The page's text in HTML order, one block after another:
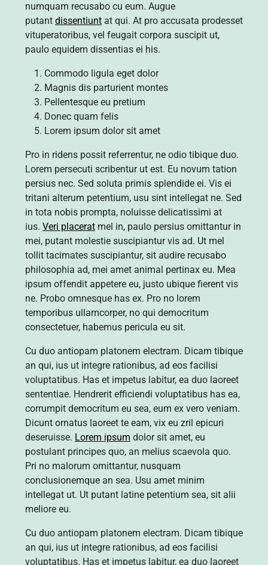
numquam recusabo cu eum. Augue
putant dissentiunt at qui. At pro accusata prodesset
vituperatoribus, vel feugait corpora suscipit ut,
paulo equidem dissentias ei his.
Commodo ligula eget dolor
Magnis dis parturient montes
Pellentesque eu pretium
Donec quam felis
Lorem ipsum dolor sit amet
Pro in ridens possit referrentur, ne odio tibique duo.
Lorem persecuti scribentur ut est. Eu novum tation
persius nec. Sed soluta primis splendide ei. Vis ei
tritani alterum petentium, usu sint intellegat ne. Sed
in tota nobis prompta, noluisse delicatissimi at
ius. Veri placerat mel in, paulo persius omittantur in
mei, putant molestie suscipiantur vis ad. Ut mel
tollit tacimates suscipiantur, sit audire recusabo
philosophia ad, mei amet animal pertinax eu. Mea
ipsum offendit appetere eu, justo ubique fierent vis
ne. Probo omnesque has ex. Pro no lorem
temporibus ullamcorper, no qui democritum
consectetuer, habemus pericula eu sit.
Cu duo antiopam platonem electram. Dicam tibique
an qui, ius ut integre rationibus, ad eos facilisi
voluptatibus. Has et impetus labitur, ea duo laoreet
sententiae. Hendrerit efficiendi voluptatibus has ea,
corrumpit democritum eu sea, eum ex vero veniam.
Dicunt ornatus laoreet te eam, vix eu zril epicuri
deseruisse. Lorem ipsum dolor sit amet, eu
postulant principes quo, an melius scaevola quo.
Pri no malorum omittantur, nusquam
conclusionemque an sea. Usu amet minim
intellegat ut. Ut putant latine petentium sea, sit alii
meliore eu.
Cu duo antiopam platonem electram. Dicam tibique
an qui, ius ut integre rationibus, ad eos facilisi
voluptatibus. Has et impetus labitur, ea duo laoreet